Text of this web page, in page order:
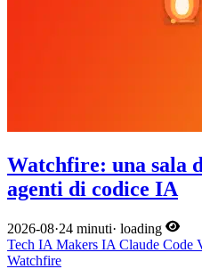
Watchfire: una sala
agenti di codice IA
2026-08·24 minuti· loading
Tech IA Makers IA Claude Code
Watchfire